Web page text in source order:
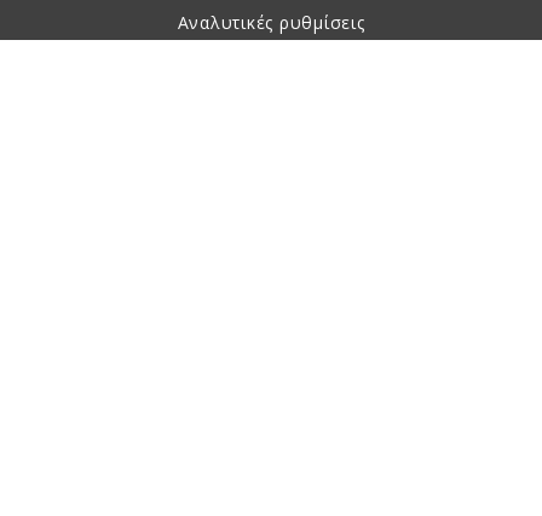
Αναλυτικές ρυθμίσεις